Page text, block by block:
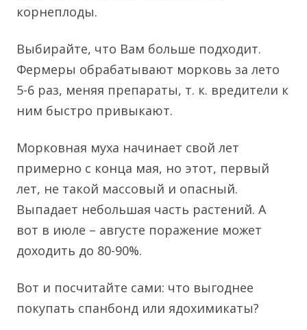
корнеплоды.
Выбирайте, что Вам больше подходит.
Фермеры обрабатывают морковь за лето
5-6 раз, меняя препараты, т. к. вредители к
ним быстро привыкают.
Морковная муха начинает свой лет
примерно с конца мая, но этот, первый
лет, не такой массовый и опасный.
Выпадает небольшая часть растений. А
вот в июле – августе поражение может
доходить до 80-90%.
Вот и посчитайте сами: что выгоднее
покупать спанбонд или ядохимикаты?